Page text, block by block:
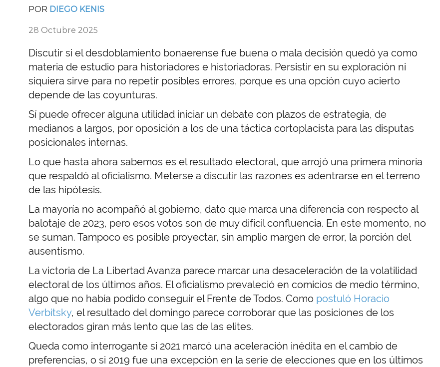
POR DIEGO KENIS
28 Octubre 2025
Discutir si el desdoblamiento bonaerense fue buena o mala decisión quedó ya como
materia de estudio para historiadores e historiadoras. Persistir en su exploración ni
siquiera sirve para no repetir posibles errores, porque es una opción cuyo acierto
depende de las coyunturas.
Sí puede ofrecer alguna utilidad iniciar un debate con plazos de estrategia, de
medianos a largos, por oposición a los de una táctica cortoplacista para las disputas
posicionales internas.
Lo que hasta ahora sabemos es el resultado electoral, que arrojó una primera minoría
que respaldó al oficialismo. Meterse a discutir las razones es adentrarse en el terreno
de las hipótesis.
La mayoría no acompañó al gobierno, dato que marca una diferencia con respecto al
balotaje de 2023, pero esos votos son de muy difícil confluencia. En este momento, no
se suman. Tampoco es posible proyectar, sin amplio margen de error, la porción del
ausentismo.
La victoria de La Libertad Avanza parece marcar una desaceleración de la volatilidad
electoral de los últimos años. El oficialismo prevaleció en comicios de medio término,
algo que no había podido conseguir el Frente de Todos. Como postuló Horacio
Verbitsky, el resultado del domingo parece corroborar que las posiciones de los
electorados giran más lento que las de las elites.
Queda como interrogante si 2021 marcó una aceleración inédita en el cambio de
preferencias, o si 2019 fue una excepción en la serie de elecciones que en los últimos